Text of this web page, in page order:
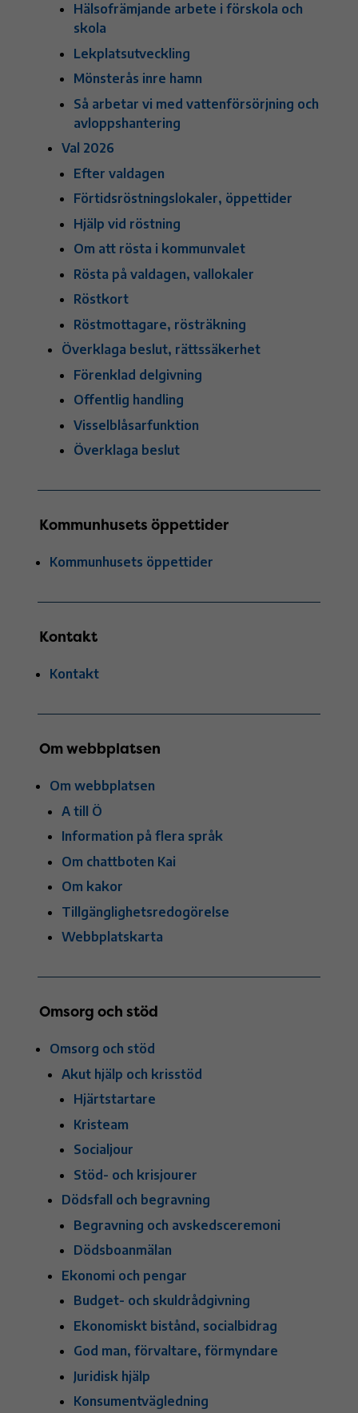
Hälsofrämjande arbete i förskola och
skola
Lekplatsutveckling
Mönsterås inre hamn
Så arbetar vi med vattenförsörjning och
avloppshantering
Val 2026
Efter valdagen
Förtidsröstningslokaler, öppettider
Hjälp vid röstning
Om att rösta i kommunvalet
Rösta på valdagen, vallokaler
Röstkort
Röstmottagare, rösträkning
Överklaga beslut, rättssäkerhet
Förenklad delgivning
Offentlig handling
Visselblåsarfunktion
Överklaga beslut
Kommunhusets öppettider
Kommunhusets öppettider
Kontakt
Kontakt
Om webbplatsen
Om webbplatsen
A till Ö
Information på flera språk
Om chattboten Kai
Om kakor
Tillgänglighetsredogörelse
Webbplatskarta
Omsorg och stöd
Omsorg och stöd
Akut hjälp och krisstöd
Hjärtstartare
Kristeam
Socialjour
Stöd- och krisjourer
Dödsfall och begravning
Begravning och avskedsceremoni
Dödsboanmälan
Ekonomi och pengar
Budget- och skuldrådgivning
Ekonomiskt bistånd, socialbidrag
God man, förvaltare, förmyndare
Juridisk hjälp
Konsumentvägledning